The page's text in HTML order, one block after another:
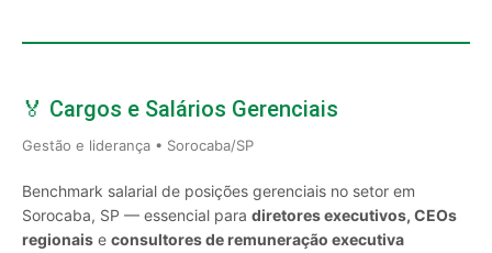
🏅 Cargos e Salários Gerenciais
Gestão e liderança • Sorocaba/SP
Benchmark salarial de posições gerenciais no setor em
Sorocaba, SP — essencial para diretores executivos, CEOs
regionais e consultores de remuneração executiva